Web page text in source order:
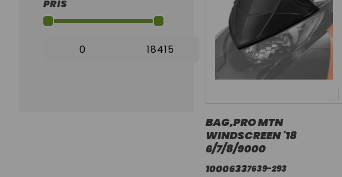
PRIS
BAG,PRO MTN
WINDSCREEN '18
6/7/8/9000
10006337639-293